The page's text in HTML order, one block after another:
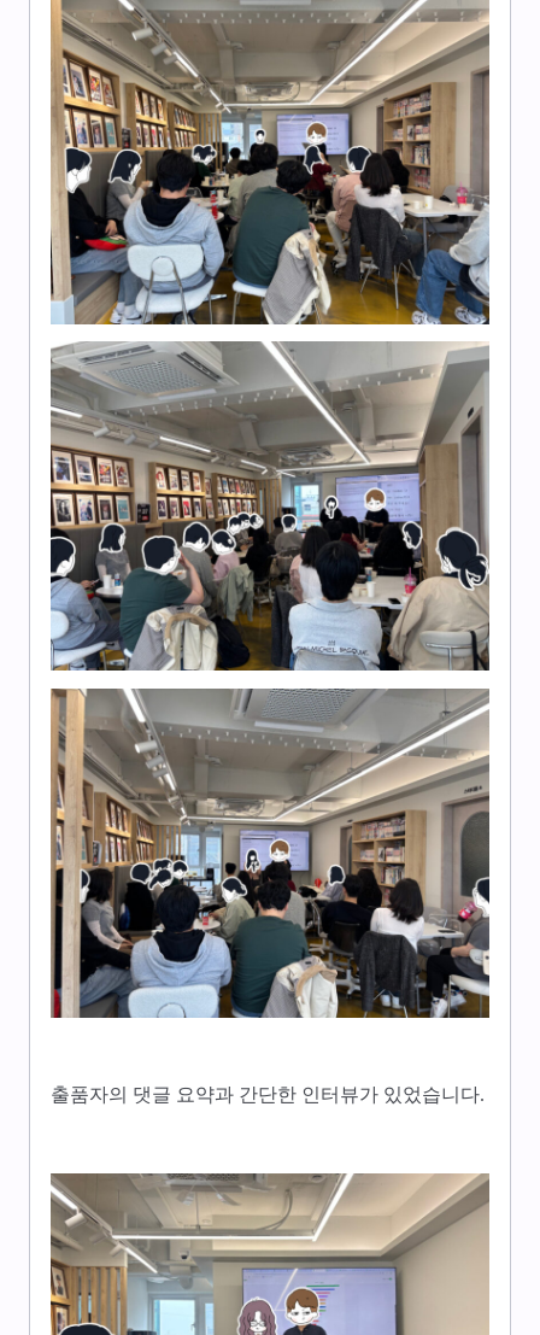
출품자의 댓글 요약과 간단한 인터뷰가 있었습니다.